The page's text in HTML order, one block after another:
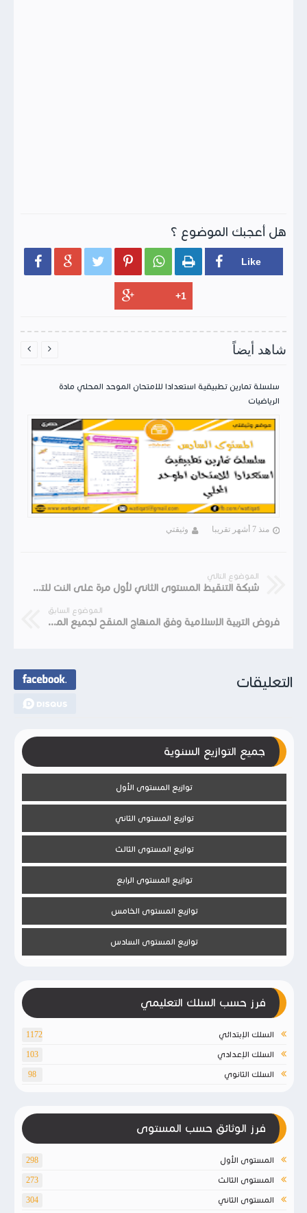
هل أعجبك الموضوع ؟
     
شاهد أيضاً
سلسلة تمارين تطبيقية استعدادا للامتحان الموحد المحلي مادة
الرياضيات
منذ 7 أشهر تقريبا وثيقتي
 
الموضوع التالي
شبكة التنقيط المستوى الثاني لأول مرة على النت للتحميل
الموضوع السابق
فروض التربية الإسلامية وفق المنهاج المنقح لجميع المستويات المرحلة الأولى
التعليقات
جميع التوازيع السنوية
توازيع المستوى الأول
توازيع المستوى الثاني
توازيع المستوى الثالث
توازيع المستوى الرابع
توازيع المستوى الخامس
توازيع المستوى السادس
فرز حسب السلك التعليمي
السلك الإبتدائي 1172
السلك الإعدادي 103
السلك الثانوي 98
فرز الوثائق حسب المستوى
المستوى الأول 298
المستوى الثالث 273
المستوى الثاني 304